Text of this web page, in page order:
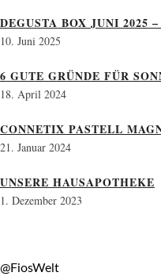
DEGUSTA BOX JUNI 2025
10. Juni 2025
6 GUTE GRÜNDE FÜR
18. April 2024
CONNETIX PASTELL
21. Januar 2024
UNSERE HAUSAPOTHEKE
1. Dezember 2023
@FiosWelt